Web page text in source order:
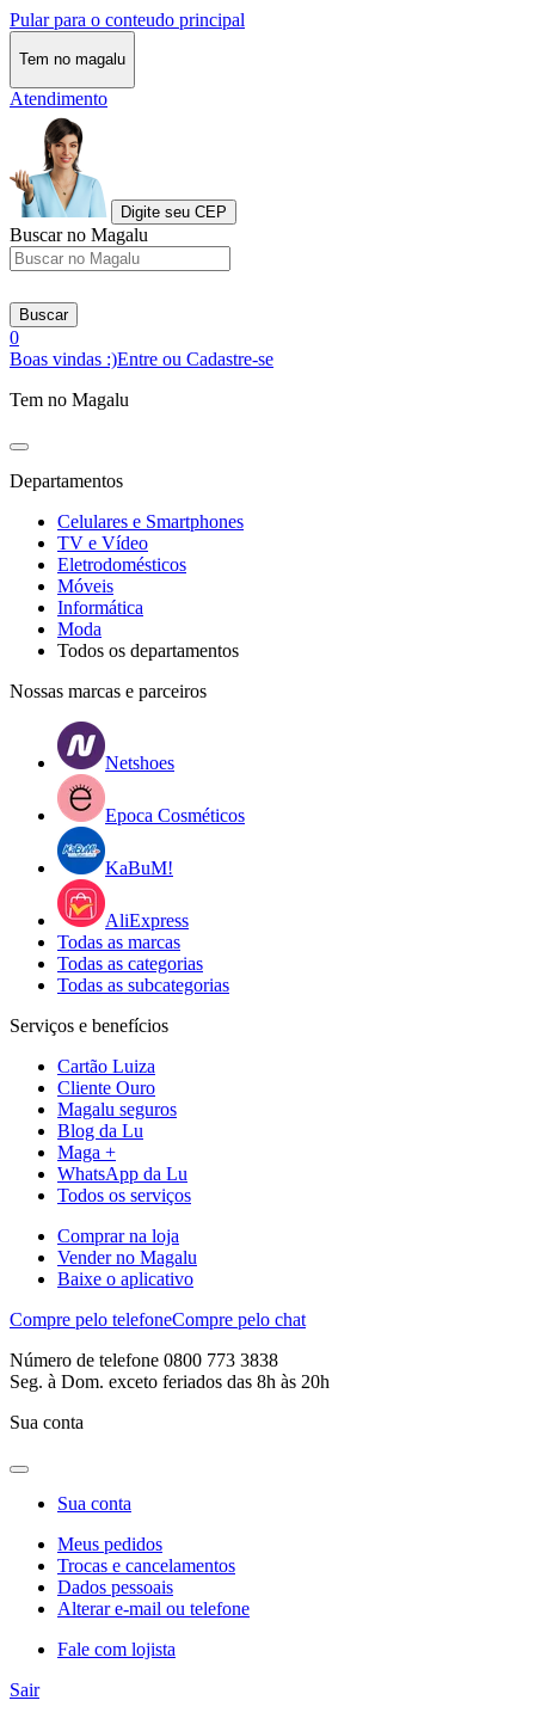
Pular para o conteudo principal
Tem no magalu
Atendimento
Digite seu CEP
Buscar no Magalu
Buscar
0
Boas vindas :)Entre ou Cadastre-se
Tem no Magalu
Departamentos
Celulares e Smartphones
TV e Vídeo
Eletrodomésticos
Móveis
Informática
Moda
Todos os departamentos
Nossas marcas e parceiros
Netshoes
Epoca Cosméticos
KaBuM!
AliExpress
Todas as marcas
Todas as categorias
Todas as subcategorias
Serviços e benefícios
Cartão Luiza
Cliente Ouro
Magalu seguros
Blog da Lu
Maga +
WhatsApp da Lu
Todos os serviços
Comprar na loja
Vender no Magalu
Baixe o aplicativo
Compre pelo telefoneCompre pelo chat
Número de telefone 0800 773 3838
Seg. à Dom. exceto feriados das 8h às 20h
Sua conta
Sua conta
Meus pedidos
Trocas e cancelamentos
Dados pessoais
Alterar e-mail ou telefone
Fale com lojista
Sair